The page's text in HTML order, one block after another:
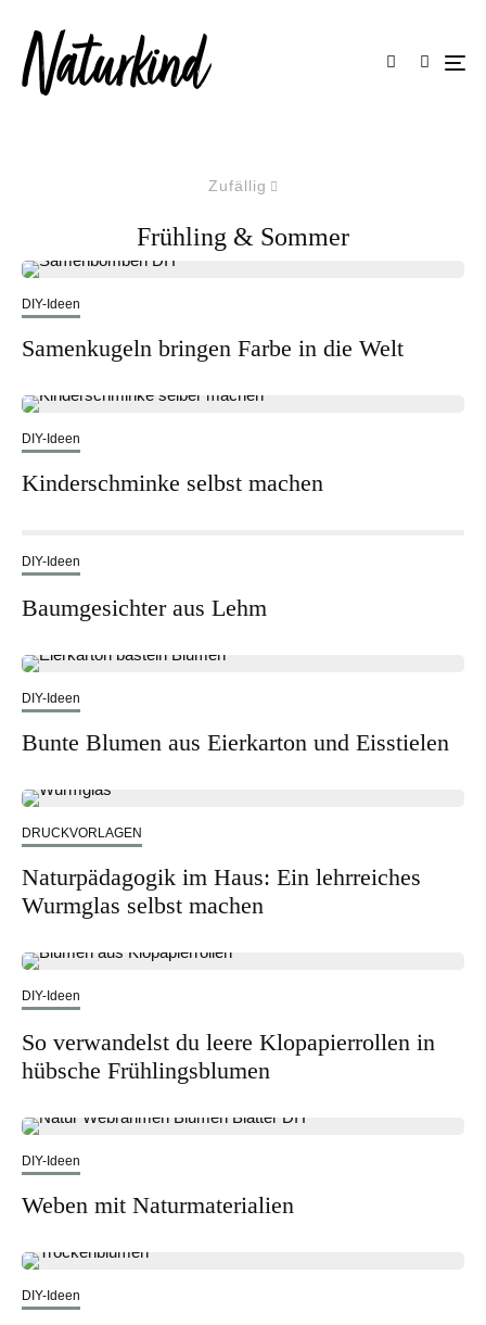
Zufällig
Frühling & Sommer
DIY-Ideen
Samenkugeln bringen Farbe in die Welt
DIY-Ideen
Kinderschminke selbst machen
DIY-Ideen
Baumgesichter aus Lehm
DIY-Ideen
Bunte Blumen aus Eierkarton und Eisstielen
DRUCKVORLAGEN
Naturpädagogik im Haus: Ein lehrreiches
Wurmglas selbst machen
DIY-Ideen
So verwandelst du leere Klopapierrollen in
hübsche Frühlingsblumen
DIY-Ideen
Weben mit Naturmaterialien
DIY-Ideen